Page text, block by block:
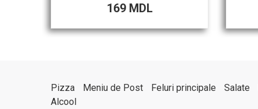
169 MDL
Pizza Meniu de Post Feluri principale Salate
Alcool